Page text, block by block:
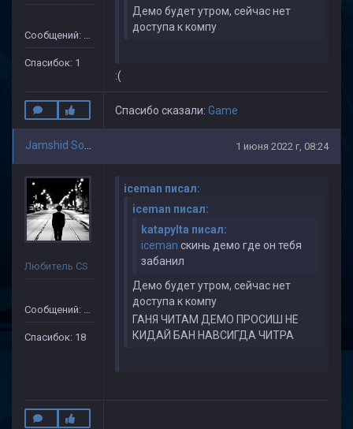
Сообщений: 10
Спасибок: 1
Демо будет утром, сейчас нет
доступа к компу
:(
Спасибо сказали: Game
1 июня 2022 г, 08:24
Любитель CS
Сообщений: 505
Спасибок: 18
iceman писал:
iceman писал:
katapylta писал:
iceman скинь демо где он тебя
забанил
Демо будет утром, сейчас нет
доступа к компу
ГАНЯ ЧИТАМ ДЕМО ПРОСИШ НЕ
КИДАЙ БАН НАВСИГДА ЧИТРА